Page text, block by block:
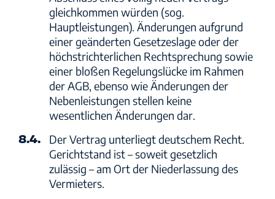
gleichkommen würden (sog.
Hauptleistungen). Änderungen aufgrund
einer geänderten Gesetzeslage oder der
höchstrichterlichen Rechtsprechung sowie
einer bloßen Regelungslücke im Rahmen
der AGB, ebenso wie Änderungen der
Nebenleistungen stellen keine
wesentlichen Änderungen dar.
8.4.
Der Vertrag unterliegt deutschem Recht.
Gerichtstand ist – soweit gesetzlich
zulässig – am Ort der Niederlassung des
Vermieters.